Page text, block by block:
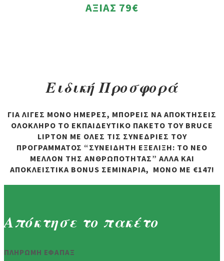
ΑΞΙΑΣ 79€
Ειδική Προσφορά
ΓΙΑ ΛΙΓΕΣ ΜΟΝΟ ΗΜΕΡΕΣ, ΜΠΟΡΕΙΣ ΝΑ ΑΠΟΚΤΗΣΕΙΣ
ΟΛΟΚΛΗΡΟ ΤΟ ΕΚΠΑΙΔΕΥΤΙΚΟ ΠΑΚΕΤΟ ΤΟΥ BRUCE
LIPTON ΜΕ ΟΛΕΣ ΤΙΣ ΣΥΝΕΔΡΙΕΣ ΤΟΥ
ΠΡΟΓΡΑΜΜΑΤΟΣ “ΣΥΝΕΙΔΗΤΗ ΕΞΕΛΙΞΗ: ΤΟ ΝΕΟ
ΜΕΛΛΟΝ ΤΗΣ ΑΝΘΡΩΠΟΤΗΤΑΣ” ΑΛΛΑ ΚΑΙ
ΑΠΟΚΛΕΙΣΤΙΚΑ BONUS ΣΕΜΙΝΑΡΙΑ, ΜΟΝΟ ΜΕ €147!
Απόκτησε το πακέτο
ΠΛΗΡΩΜΗ ΕΦΑΠΑΞ